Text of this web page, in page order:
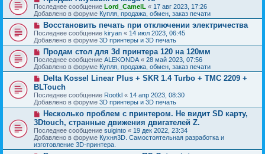
е
н
и
е
с
о
о
б
щ
е
н
и
е
о
в
о
с
о
о
б
щ
е
н
и
е
Последнее сообщение Lord_CamelL « 17 авг 2023, 17:26
Добавлено в форуме Купля, продажа, обмен, заказ печати
Н
о
в
о
с
о
о
б
щ
е
н
и
е
Восстановить печать при отключении электричества
Последнее сообщение kiryan « 14 июл 2023, 06:45
Добавлено в форуме 3D принтеры и 3D печать
Н
о
в
о
с
о
о
б
щ
е
н
и
е
Продам стол для 3d принтера 120 на 120мм
Последнее сообщение ALEKONDA « 28 май 2023, 07:56
Добавлено в форуме Купля, продажа, обмен, заказ печати
Н
о
в
о
е
с
о
о
б
щ
е
Delta Kossel Linear Plus + SKR 1.4 Turbo + TMC 2209 +
BLTouch
Последнее сообщение Rootkl « 14 апр 2023, 08:30
Добавлено в форуме 3D принтеры и 3D печать
Н
о
в
о
е
с
Несколько проблем с принтером. Не видит SD карту,
3Dtouch, странные движения двигателей Z.
Последнее сообщение suiginto « 19 дек 2022, 23:34
Добавлено в форуме Кухня3D. Самостоятельная разработка и
изготовление 3D-принтера.